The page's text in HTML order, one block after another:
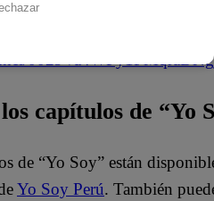
capítulos de “Yo
de “Yo Soy” están
Yo Soy Perú. También